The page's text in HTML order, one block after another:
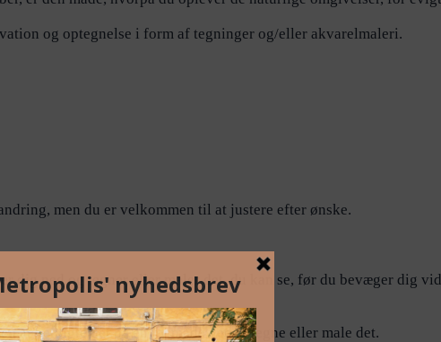
og optegnelse i form af tegninger og/eller akvarelmaleri.
men du er velkommen til at justere efter ønske.
dig ned og tegner eller maler det, du kan se, før du bevæger dig
at betragte det på en ny måde ved at tegne eller male det.